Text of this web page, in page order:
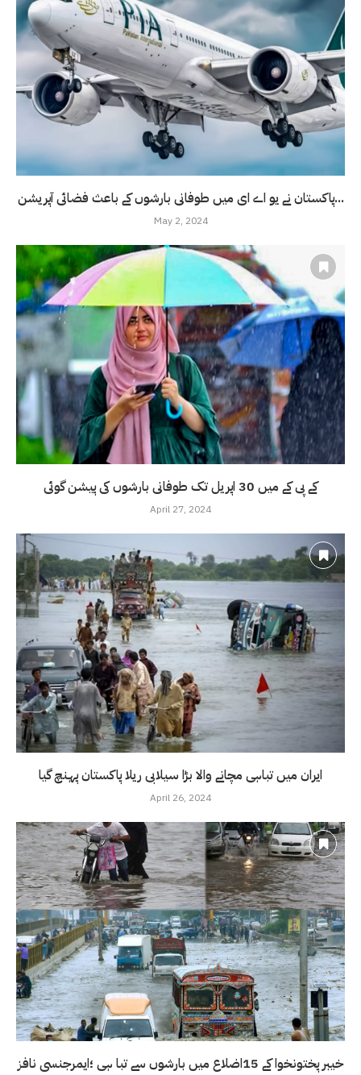
پاکستان نے یو اے ای میں طوفانی بارشوں کے باعث فضائی آپریشن...
May 2, 2024
کے پی کے میں 30 اپریل تک طوفانی بارشوں کی پیشن گوئی
April 27, 2024
ایران میں تباہی مچانے والا بڑا سیلابی ریلا پاکستان پہنچ گیا
April 26, 2024
خیبر پختونخوا کے 15اضلاع میں بارشوں سے تبا ہی ؛ایمرجنسی نافز